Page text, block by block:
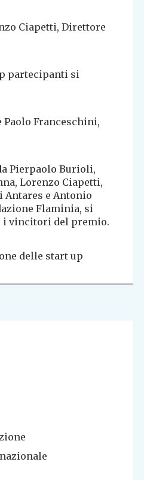
Ciapetti, Direttore
partecipanti si
Franceschini,
Pierpaolo Burioli,
Lorenzo Ciapetti,
Antares e Antonio
Flaminia, si
i vincitori del premio.
delle start up